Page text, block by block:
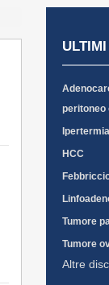
peritoneo
HCC
Tumore
Tumore
Altre